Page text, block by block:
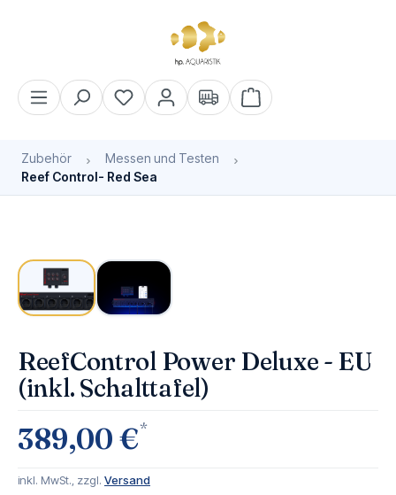
Warenkorb enthält 0
Zubehör
Messen und Testen
Reef Control- Red Sea
ReefControl Power Deluxe - EU
(inkl. Schalttafel)
389,00 €*
inkl. MwSt., zzgl. Versand